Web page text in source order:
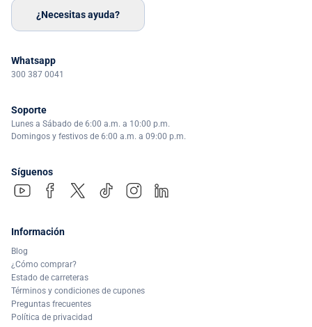
¿Necesitas ayuda?
Whatsapp
300 387 0041
Soporte
Lunes a Sábado de 6:00 a.m. a 10:00 p.m.
Domingos y festivos de 6:00 a.m. a 09:00 p.m.
Síguenos
Información
Blog
¿Cómo comprar?
Estado de carreteras
Términos y condiciones de cupones
Preguntas frecuentes
Política de privacidad